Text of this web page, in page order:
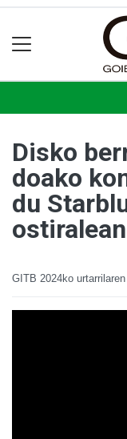
Disko
doako
du
GITB 2024ko